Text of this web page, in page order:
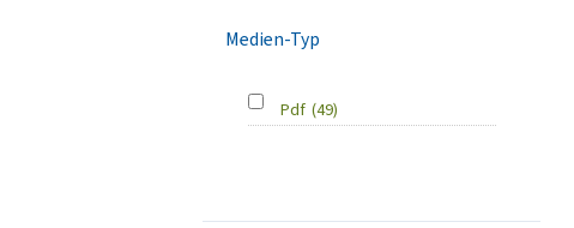
Medien-Typ
Pdf (49)